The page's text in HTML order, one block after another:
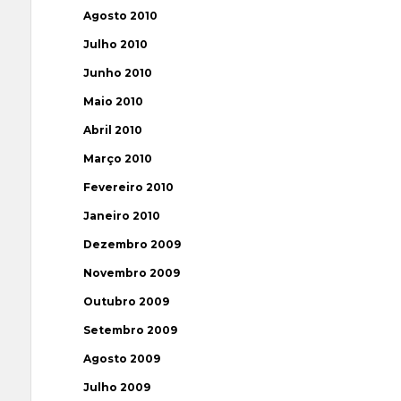
Agosto 2010
Julho 2010
Junho 2010
Maio 2010
Abril 2010
Março 2010
Fevereiro 2010
Janeiro 2010
Dezembro 2009
Novembro 2009
Outubro 2009
Setembro 2009
Agosto 2009
Julho 2009